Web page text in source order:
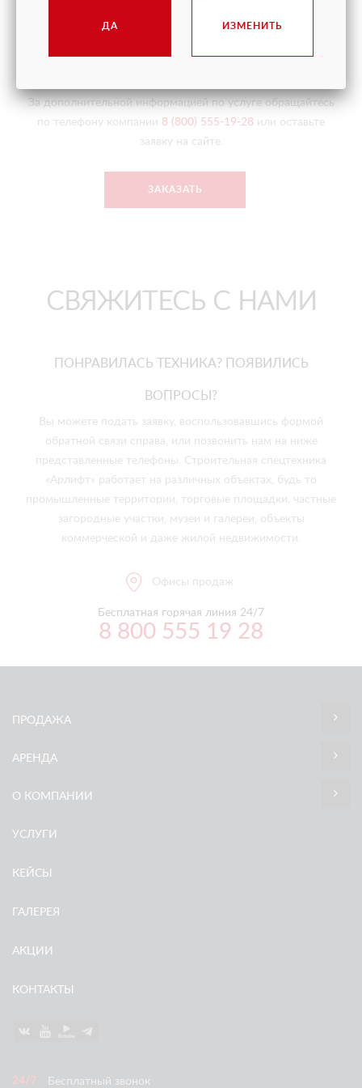
Опытный оператор КМУ поможет в решении любых
За дополнительной информацией по услуге обращайтесь
по телефону компании 8 (800) 555-19-28 или оставьте
заявку на сайте.
ЗАКАЗАТЬ
СВЯЖИТЕСЬ С НАМИ
ПОНРАВИЛАСЬ ТЕХНИКА? ПОЯВИЛИСЬ
ВОПРОСЫ?
Вы можете подать заявку, воспользовавшись формой
обратной связи справа, или позвонить нам на ниже
представленные телефоны. Строительная спецтехника
«Арлифт» работает на различных объектах, будь то
промышленные территории, торговые площадки, частные
загородные участки, музеи и галереи, объекты
коммерческой и даже жилой недвижимости.
Офисы продаж
Бесплатная горячая линия 24/7
8 800 555 19 28
ПРОДАЖА
АРЕНДА
О КОМПАНИИ
УСЛУГИ
КЕЙСЫ
ГАЛЕРЕЯ
АКЦИИ
КОНТАКТЫ
Бесплатный звонок
ДА ИЗМЕНИТЬ